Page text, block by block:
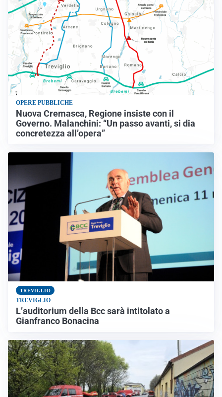
OPERE PUBBLICHE
Nuova Cremasca, Regione insiste con il
Governo. Malanchini: “Un passo avanti, si dia
concretezza all’opera”
TREVIGLIO
TREVIGLIO
L’auditorium della Bcc sarà intitolato a
Gianfranco Bonacina